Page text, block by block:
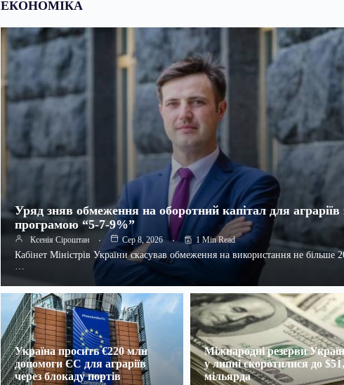
ЕКОНОМІКА
Уряд зняв обмеження на оборотний капітал для аграріїв
програмою “5-7-9%”
Ксенія Сіроштан Сер 8, 2026 1 Min Read
Кабінет Міністрів України скасував обмеження на використання не більше
…
Україна просить €220 млн
допомоги ЄС для аграріїв
через блокаду портів
Міжнародні резерви
у липні скоротилися до
мільярда